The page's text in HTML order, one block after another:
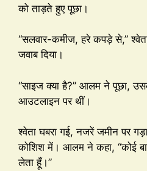
को ताड़ते हुए पूछा।
“सलवार-कमीज, हरे कपड़े से,”
जवाब दिया।
“साइज क्या है?” आलम ने पूछा,
आउटलाइन पर थीं।
श्वेता घबरा गई, नजरें जमीन पर
कोशिश में। आलम ने कहा, “कोई
लेता हूँ।”